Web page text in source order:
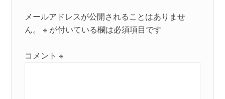
メールアドレスが公開されることはありませ
ん。
※ が付いている欄は必須項目です
コメント※